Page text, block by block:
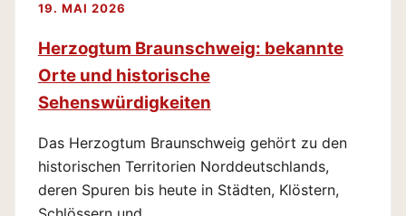
19. MAI 2026
Herzogtum Braunschweig: bekannte
Orte und historische
Sehenswürdigkeiten
Das Herzogtum Braunschweig gehört zu den
historischen Territorien Norddeutschlands,
deren Spuren bis heute in Städten, Klöstern,